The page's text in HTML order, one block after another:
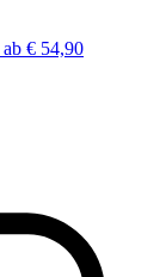
ab € 54,90